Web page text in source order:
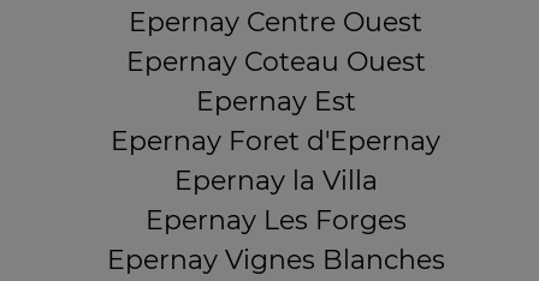
Epernay Centre Ouest
Epernay Coteau Ouest
Epernay Est
Epernay Foret d'Epernay
Epernay la Villa
Epernay Les Forges
Epernay Vignes Blanches